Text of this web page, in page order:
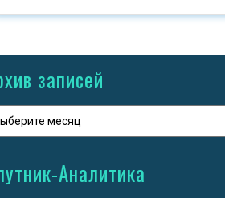
записей
Аналитика